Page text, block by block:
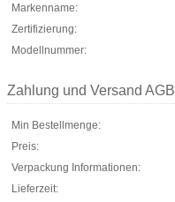
Markenname:
Zertifizierung:
Modellnummer:
Zahlung und Versand AGB
Min Bestellmenge:
Preis:
Verpackung Informationen:
Lieferzeit: